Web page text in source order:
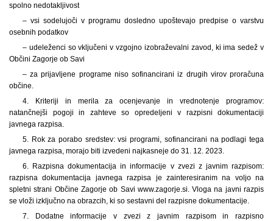
spolno nedotakljivost
– vsi sodelujoči v programu dosledno upoštevajo predpise o varstvu
osebnih podatkov
– udeleženci so vključeni v vzgojno izobraževalni zavod, ki ima sedež v
Občini Zagorje ob Savi
– za prijavljene programe niso sofinancirani iz drugih virov proračuna
občine.
4. Kriteriji in merila za ocenjevanje in vrednotenje programov:
natančnejši pogoji in zahteve so opredeljeni v razpisni dokumentaciji
javnega razpisa.
5. Rok za porabo sredstev: vsi programi, sofinancirani na podlagi tega
javnega razpisa, morajo biti izvedeni najkasneje do 31. 12. 2023.
6. Razpisna dokumentacija in informacije v zvezi z javnim razpisom:
razpisna dokumentacija javnega razpisa je zainteresiranim na voljo na
spletni strani Občine Zagorje ob Savi www.zagorje.si. Vloga na javni razpis
se vloži izključno na obrazcih, ki so sestavni del razpisne dokumentacije.
7. Dodatne informacije v zvezi z javnim razpisom in razpisno